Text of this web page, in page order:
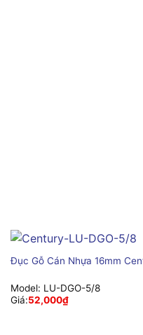
Đục Gỗ Cán Nhựa 16mm
Model: LU-DGO-5/8
Giá:52,000₫